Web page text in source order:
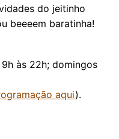
do jeitinho
beeeem baratinha!
às 22h; domingos
aqui).